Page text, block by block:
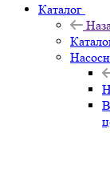
Каталог